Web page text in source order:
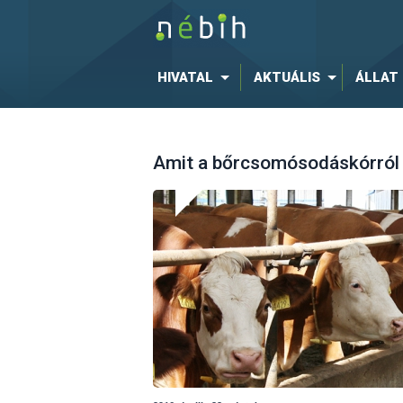
HIVATAL AKTUÁLIS ÁLLAT
Amit a